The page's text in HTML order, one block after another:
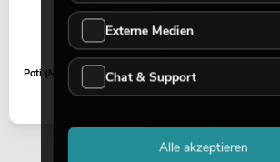
Poti (MIC GAIN) PM-202FX
Externe Medien
Chat & Support
Alle akzeptieren